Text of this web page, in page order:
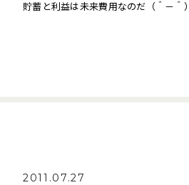
貯蓄と利益は未来費用なのだ（＾－＾）
2011.07.27